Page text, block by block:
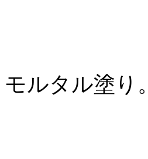
モルタル塗り。